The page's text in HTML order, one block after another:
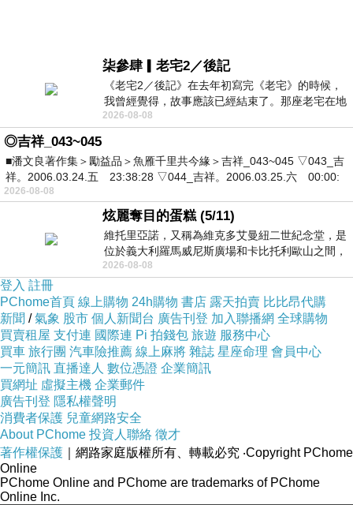
柒參肆▎老宅2／後記
《老宅2／後記》在去年初寫完《老宅》的時候，
我曾經覺得，故事應該已經結束了。那座老宅在地
震中倒塌，七個人終於離開那片黑暗，
2026-08-08
◎吉祥_043~045
■潘文良著作集＞勵益品＞魚雁千里共今緣＞吉祥_043~045 ▽043_吉
祥。2006.03.24.五 23:38:28 ▽044_吉祥。2006.03.25.六 00:00:
2026-08-08
炫麗奪目的蛋糕 (5/11)
維托里亞諾，又稱為維克多艾曼紐二世紀念堂，是
位於義大利羅馬威尼斯廣場和卡比托利歐山之間，
用以紀念統一義大利統一後的的第一位國
2026-08-08
登入 註冊
PChome首頁 線上購物 24h購物 書店 露天拍賣 比比昂代購
新聞 /氣象 股市 個人新聞台 廣告刊登 加入聯播網 全球購物
買賣租屋 支付連 國際連 Pi 拍錢包 旅遊 服務中心
買車 旅行團 汽車險推薦 線上麻將 雜誌 星座命理 會員中心
一元簡訊 直播達人 數位憑證 企業簡訊
買網址 虛擬主機 企業郵件
廣告刊登 隱私權聲明
消費者保護 兒童網路安全
About PChome 投資人聯絡 徵才
著作權保護 ｜網路家庭版權所有、轉載必究 ‧Copyright PChome
Online
PChome Online and PChome are trademarks of PChome
Online Inc.